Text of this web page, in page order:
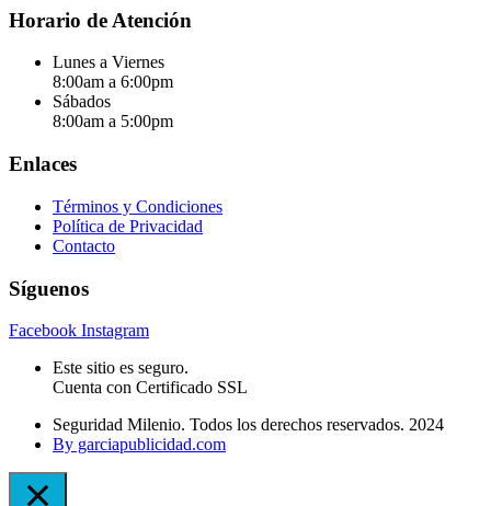
Horario de Atención
Lunes a Viernes
8:00am a 6:00pm
Sábados
8:00am a 5:00pm
Enlaces
Términos y Condiciones
Política de Privacidad
Contacto
Síguenos
Facebook Instagram
Este sitio es seguro.
Cuenta con Certificado SSL
Seguridad Milenio. Todos los derechos reservados. 2024
By garciapublicidad.com